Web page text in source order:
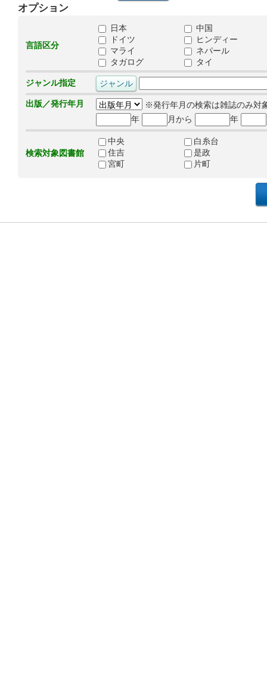
オプション
言語区分
日本
中国
ドイツ
ヒンディー
マライ
ネパール
タガログ
タイ
ジャンル指定
出版／発行年月
※発行年月の検索は雑誌のみ対
年
月から 年
検索対象図書館
中央
白糸台
住吉
是政
宮町
片町